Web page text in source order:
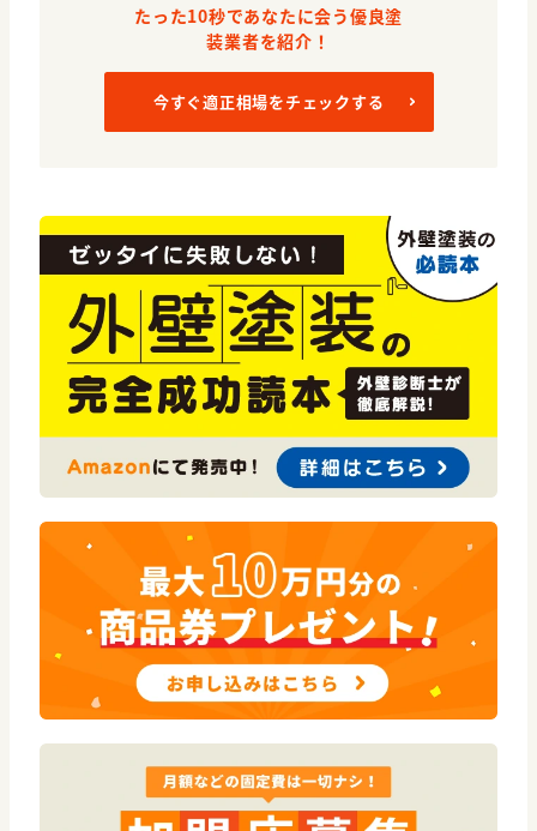
たった10秒であなたに会う優良塗
装業者を紹介！
今すぐ適正相場をチェックする